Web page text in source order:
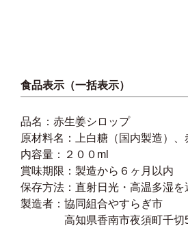
食品表示（一括表示）
品名：赤生姜シロップ
原材料名：上白糖（国内製造）
内容量：２００ml
賞味期限：製造から６ヶ月以内
保存方法：直射日光・高温多湿
製造者：協同組合やすらぎ市
高知県香南市夜須町千切